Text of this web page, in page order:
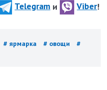
Telegram и Viber!
# ярмарка # овощи
#